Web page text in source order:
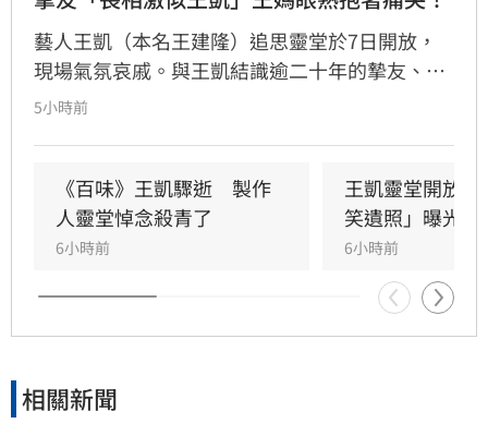
藝人王凱（本名王建隆）追思靈堂於7日開放，
現場氣氛哀戚。與王凱結識逾二十年的摯友、邱
瓈寬特助Jeff現身協助打點後事。由於兩人外貌
助，演藝圈大姐大邱瓈寬展現義氣，主動承擔治
喪事宜並指派Jeff全程留守，陪伴王凱走完人生
最後一程。這場深厚的兄弟情誼與邱瓈寬的溫暖
義舉，成為家屬在面臨驟變時最堅強的後盾，各
界也紛紛對這
5小時前
《百味》王凱驟逝　製作
人靈堂悼念殺青了
6小時前
王凱靈堂開放
笑遺照」曝光
6小時前
相關新聞